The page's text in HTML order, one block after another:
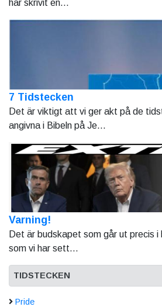
har skrivit en...
7 Tidstecken
Det är viktigt att vi ger akt på de
angivna i Bibeln på Je...
Varning!
Det är budskapet som går ut precis
som vi har sett...
TIDSTECKEN
Pride